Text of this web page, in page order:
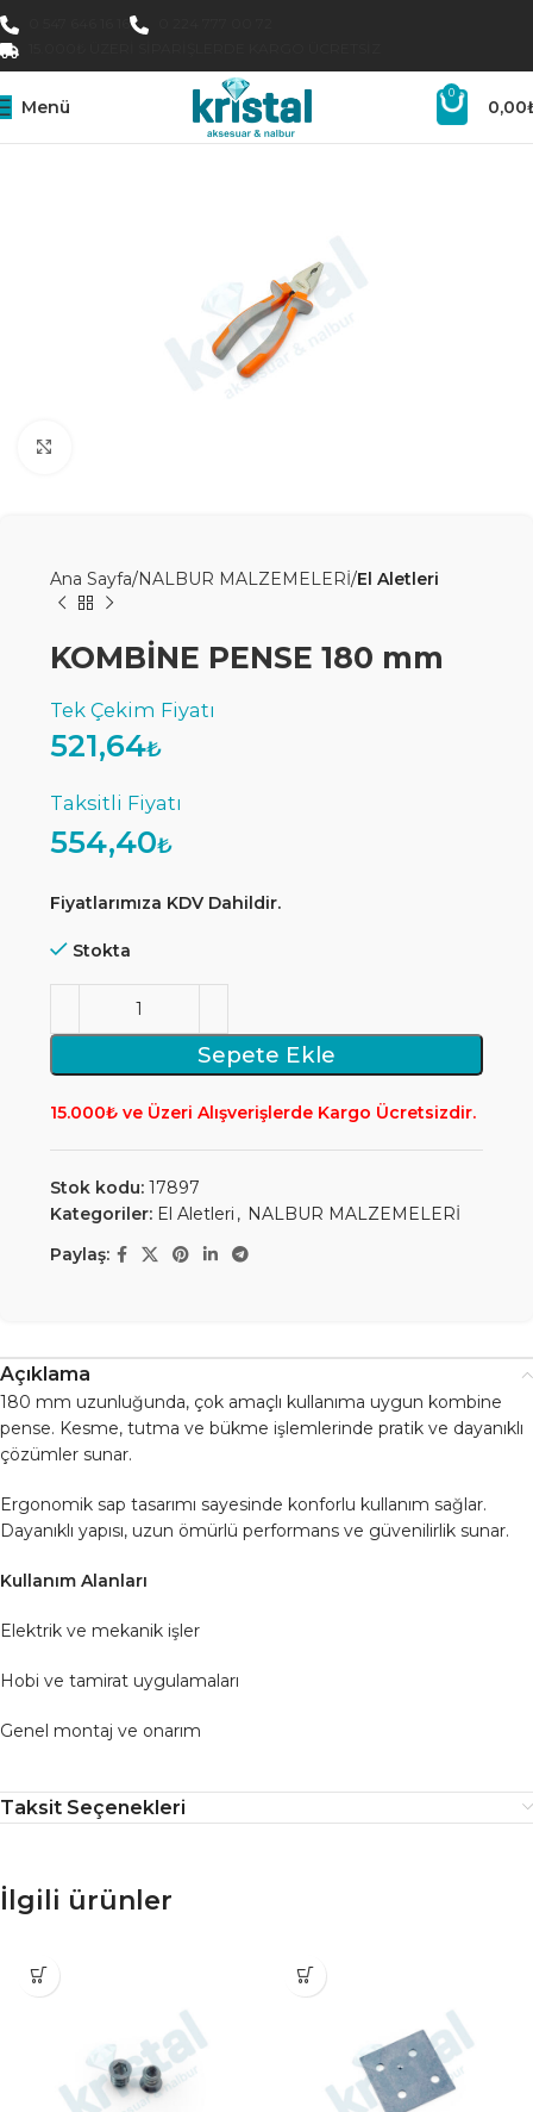
Menü
0
0,00
Ana Sayfa NALBUR MALZEMELERİ El Aletleri
KOMBİNE PENSE 180 mm
521,64₺
554,40₺
Fiyatlarımıza KDV Dahildir.
Stokta
Sepete Ekle
15.000₺ ve Üzeri Alışverişlerde Kargo Ücretsizdir.
Stok kodu: 17897
Kategoriler: El Aletleri , NALBUR MALZEMELERİ
Paylaş:
Açıklama
180 mm uzunluğunda, çok amaçlı kullanıma uygun kombine
pense. Kesme, tutma ve bükme işlemlerinde pratik ve dayanıklı
çözümler sunar.
Ergonomik sap tasarımı sayesinde konforlu kullanım sağlar.
Dayanıklı yapısı, uzun ömürlü performans ve güvenilirlik sunar.
Kullanım Alanları
Elektrik ve mekanik işler
Hobi ve tamirat uygulamaları
Genel montaj ve onarım
Taksit Seçenekleri
İlgili ürünler